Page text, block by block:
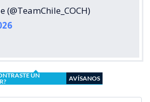
(@TeamChile_COCH)
UN
AVÍSANOS